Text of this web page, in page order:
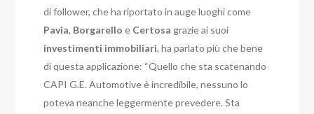
di follower, che ha riportato in auge luoghi come
Pavia, Borgarello e Certosa grazie ai suoi
investimenti immobiliari, ha parlato più che bene
di questa applicazione: “Quello che sta scatenando
CAPI G.E. Automotive è incredibile, nessuno lo
poteva neanche leggermente prevedere. Sta